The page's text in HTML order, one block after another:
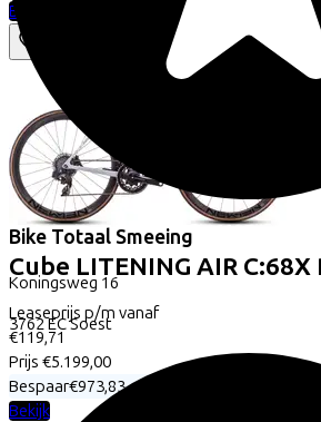
Bike Totaal Smeeing
Koningsweg 16
3762 ECSoest
Bekijk
Cube LITENING AIR C:68X
Leaseprijs p/m vanaf
€119,71
Prijs €5.199,00
Bespaar€973,83
Bekijk